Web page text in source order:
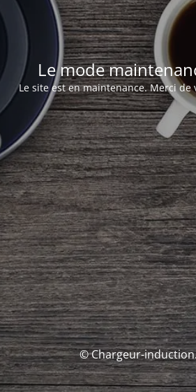
Le mode
Le site est en maintenance. Merci
© Chargeur-